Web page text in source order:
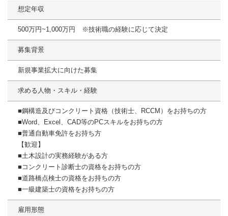
想定年収
500万円~1,000万円 ※技術職の経験に応じて決定
募集背景
新規事業拡大に向けた募集
求める人物・スキル・経験
■鋼構造及びコンクリート資格（技術士、RCCM）をお持ちの方
■Word、Excel、CAD等のPCスキルをお持ちの方
■普通自動車免許をお持ち方
【歓迎】
■土木設計の実務経験がある方
■コンクリート診断士の資格をお持ちの方
■道路橋点検士の資格をお持ちの方
■一級建築士の資格をお持ちの方
雇用形態